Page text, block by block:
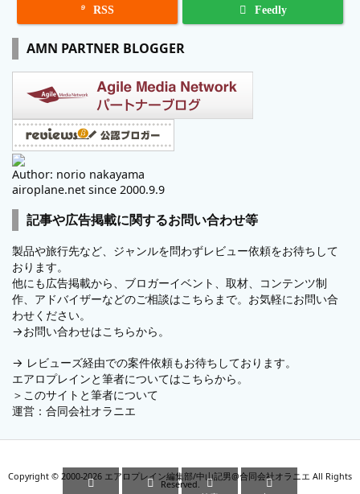
 RSS Feedly
AMN PARTNER BLOGGER
Author: norio nakayama
airoplane.net since 2000.9.9
記事や広告掲載に関するお問い合わせ等
製品や旅行先など、ジャンルを問わずレビュー依頼をお待ちして
おります。
他にも広告掲載から、ブロガーイベント、取材、コンテンツ制
作、アドバイザーなどのご相談はこちらまで。お気軽にお問い合
わせください。
→お問い合わせはこちらから。
→ レビューズ経由での案件依頼もお待ちしております。
エアロプレインと筆者についてはこちらから。
＞ このサイトと筆者について
運営： 合同会社オラニエ
Copyright © 2000-2026 エアロプレイン編集部/中山記男@合同会社オラニエ All Rights
Reserved.
   